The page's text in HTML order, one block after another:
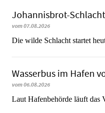
Johannisbrot-
vom 07.08.2026
Die wilde Schlacht startet
Wasserbus im Hafen
vom 06.08.2026
Laut Hafenbehörde läuft das